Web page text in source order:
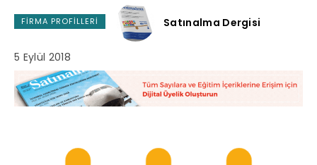
FIRMA PROFILLERI Satınalma Dergisi
5 Eylül 2018